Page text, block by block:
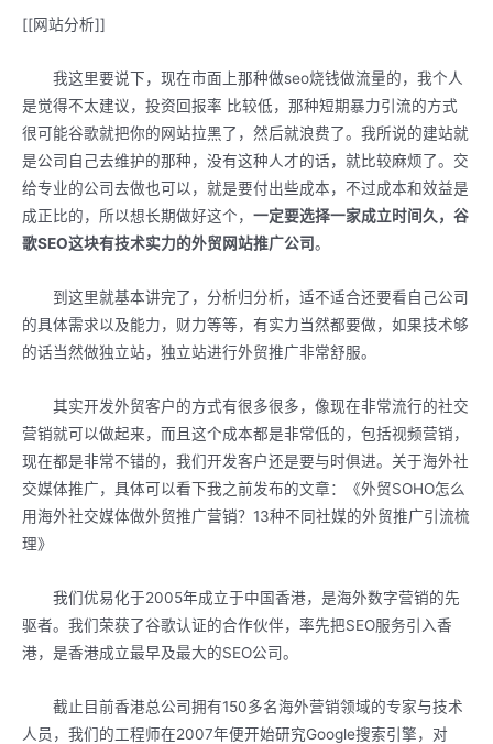
[[网站分析]]
我这里要说下，现在市面上那种做seo烧钱做流量的，我个人
是觉得不太建议，投资回报率 比较低，那种短期暴力引流的方式
很可能谷歌就把你的网站拉黑了，然后就浪费了。我所说的建站就
是公司自己去维护的那种，没有这种人才的话，就比较麻烦了。交
给专业的公司去做也可以，就是要付出些成本，不过成本和效益是
成正比的，所以想长期做好这个， 一定要选择一家成立时间久，谷
歌SEO这块有技术实力的外贸网站推广公司。
到这里就基本讲完了，分析归分析，适不适合还要看自己公司
的具体需求以及能力，财力等等，有实力当然都要做，如果技术够
的话当然做独立站，独立站进行外贸推广非常舒服。
其实开发外贸客户的方式有很多很多，像现在非常流行的社交
营销就可以做起来，而且这个成本都是非常低的，包括视频营销，
现在都是非常不错的，我们开发客户还是要与时俱进。关于海外社
交媒体推广，具体可以看下我之前发布的文章：《外贸SOHO怎么
用海外社交媒体做外贸推广营销？13种不同社媒的外贸推广引流梳
理》
我们优易化于2005年成立于中国香港，是海外数字营销的先
驱者。我们荣获了谷歌认证的合作伙伴，率先把SEO服务引入香
港，是香港成立最早及最大的SEO公司。
截止目前香港总公司拥有150多名海外营销领域的专家与技术
人员，我们的工程师在2007年便开始研究Google搜索引擎，对